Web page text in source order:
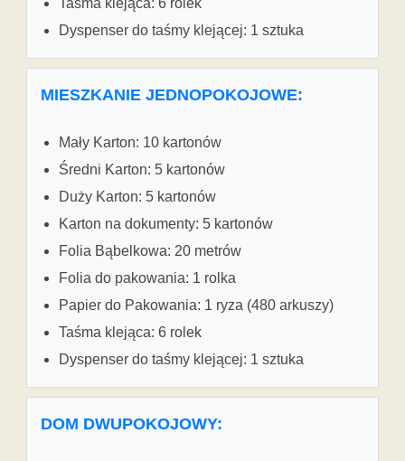
Taśma klejąca: 6 rolek
Dyspenser do taśmy klejącej: 1 sztuka
MIESZKANIE JEDNOPOKOJOWE:
Mały Karton: 10 kartonów
Średni Karton: 5 kartonów
Duży Karton: 5 kartonów
Karton na dokumenty: 5 kartonów
Folia Bąbelkowa: 20 metrów
Folia do pakowania: 1 rolka
Papier do Pakowania: 1 ryza (480 arkuszy)
Taśma klejąca: 6 rolek
Dyspenser do taśmy klejącej: 1 sztuka
DOM DWUPOKOJOWY: